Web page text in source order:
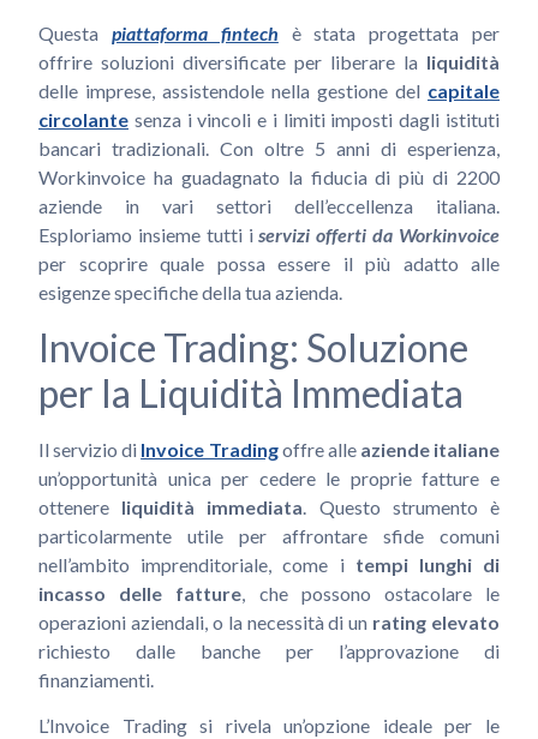
Questa piattaforma fintech è stata progettata per
offrire soluzioni diversificate per liberare la liquidità
delle imprese, assistendole nella gestione del capitale
circolante senza i vincoli e i limiti imposti dagli istituti
bancari tradizionali. Con oltre 5 anni di esperienza,
Workinvoice ha guadagnato la fiducia di più di 2200
aziende in vari settori dell’eccellenza italiana.
Esploriamo insieme tutti iservizi offerti da Workinvoice
per scoprire quale possa essere il più adatto alle
esigenze specifiche della tua azienda.
Invoice Trading: Soluzione
per la Liquidità Immediata
Il servizio di Invoice Tradingoffre alle aziende italiane
un’opportunità unica per cedere le proprie fatture e
ottenere liquidità immediata . Questo strumento è
particolarmente utile per affrontare sfide comuni
nell’ambito imprenditoriale, come i tempi lunghi di
incasso delle fatture , che possono ostacolare le
operazioni aziendali, o la necessità di un rating elevato
richiesto dalle banche per l’approvazione di
finanziamenti.
L’Invoice Trading si rivela un’opzione ideale per le